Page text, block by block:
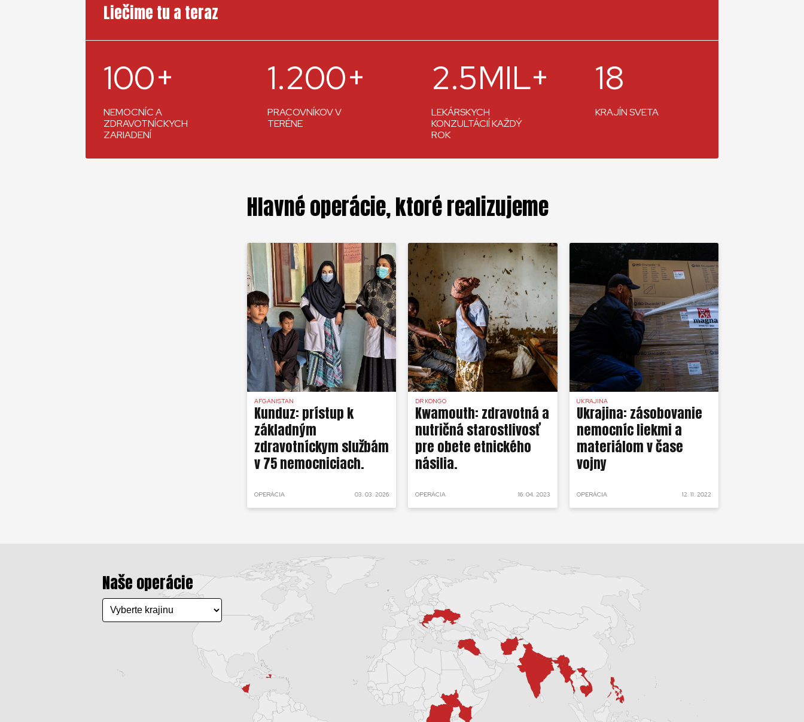
Liečime tu a teraz
100+
NEMOCNÍC A
ZDRAVOTNÍCKYCH
ZARIADENÍ
1.200+
PRACOVNÍKOV V
TERÉNE
2.5MIL+
LEKÁRSKYCH
KONZULTÁCIÍ KAŽDÝ
ROK
18
KRAJÍN SVETA
Hlavné operácie, ktoré realizujeme
AFGANISTAN
Kunduz: prístup k
základným
zdravotníckym službám
v 75 nemocniciach.
OPERÁCIA 03. 03. 2026
DR KONGO
Kwamouth: zdravotná a
nutričná starostlivosť
pre obete etnického
násilia.
OPERÁCIA 16. 04. 2023
UKRAJINA
Ukrajina: zásobovanie
nemocníc liekmi a
materiálom v čase
vojny
OPERÁCIA 12. 11. 2022
Naše operácie